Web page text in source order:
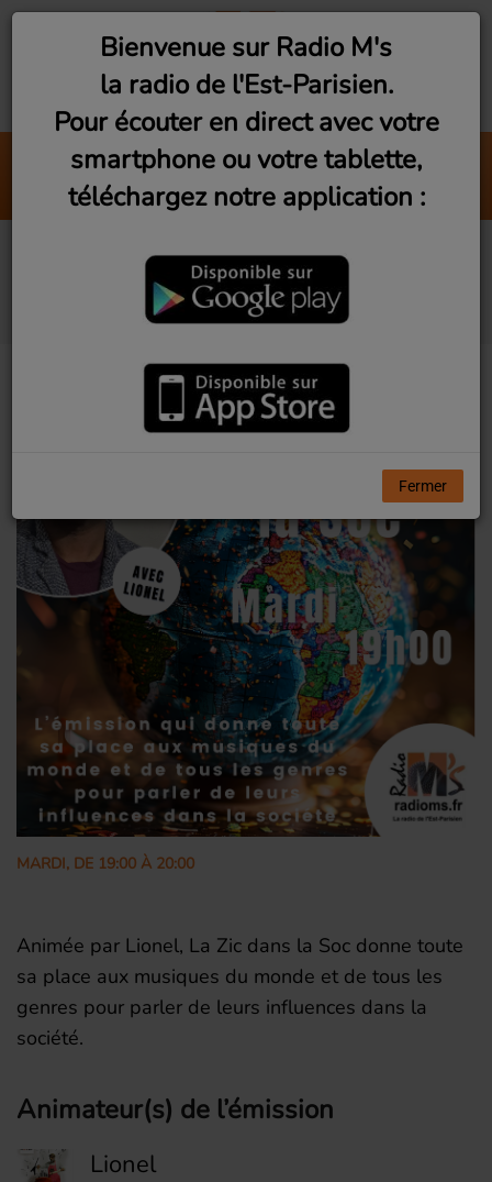
Tombé Pour La France
Matmatah
La Zic dans la Soc
(Mardi 19h)
MARDI, DE 19:00 À 20:00
Animée par Lionel, La Zic dans la Soc donne toute
sa place aux musiques du monde et de tous les
genres pour parler de leurs influences dans la
société.
Animateur(s) de l’émission
Lionel
Bienvenue sur Radio M's
la radio de l'Est-Parisien.
Pour écouter en direct avec votre
smartphone ou votre tablette,
téléchargez notre application :
Fermer